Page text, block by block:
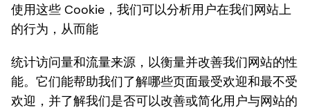
使用这些 Cookie，我们可以分析用户在我们网站上
的行为，从而能
统计访问量和流量来源，以衡量并改善我们网站的性
能。它们能帮助我们了解哪些页面最受欢迎和最不受
欢迎，并了解我们是否可以改善或简化用户与网站的